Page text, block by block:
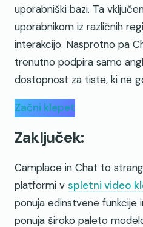
uporabniški bazi. Ta
uporabnikom iz različnih
interakcijo. Nasprotno pa
trenutno podpira samo
dostopnost za tiste, ki ne
Začni klepet
Zaključek:
Camplace in Chat to
platformi v spletni video
ponuja edinstvene funkcije
ponuja široko paleto